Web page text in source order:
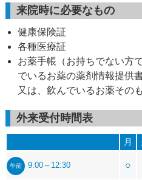
来院時に必要なもの
健康保険証
各種医療証
お薬手帳（お持ちでない方
でいるお薬の薬剤情報提供
又は、飲んでいるお薬その
外来受付時間表
月
午前 9:00～12:30 ○